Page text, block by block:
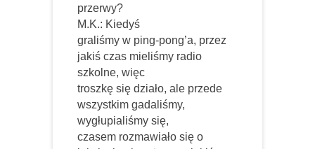
przerwy?
M.K.: Kiedyś
graliśmy w ping-pong’a, przez
jakiś czas mieliśmy radio
szkolne, więc
troszkę się działo, ale przede
wszystkim gadaliśmy,
wygłupialiśmy się,
czasem rozmawiało się o